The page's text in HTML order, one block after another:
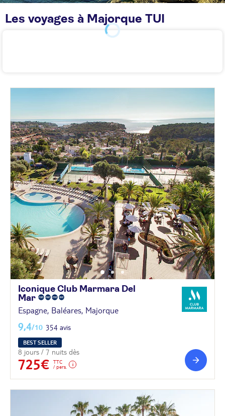
Les voyages à Majorque TUI
Iconique Club Marmara Del
Mar
Espagne, Baléares, Majorque
9,4/10 354 avis
BEST SELLER
8 jours / 7 nuits dès
725€
TTC
/ pers.